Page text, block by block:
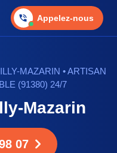
Appelez-nous
MAZARIN • ARTISAN
(91380) 24/7
Mazarin
07